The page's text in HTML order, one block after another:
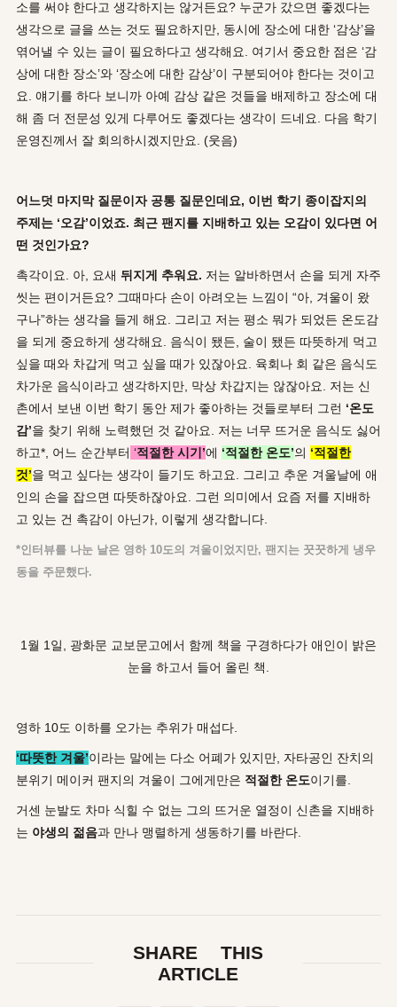
소를 써야 한다고 생각하지는 않거든요? 누군가 갔으면 좋겠다는
생각으로 글을 쓰는 것도 필요하지만, 동시에 장소에 대한 ‘감상’을
엮어낼 수 있는 글이 필요하다고 생각해요. 여기서 중요한 점은 ‘감
상에 대한 장소’와 ‘장소에 대한 감상’이 구분되어야 한다는 것이고
요. 얘기를 하다 보니까 아예 감상 같은 것들을 배제하고 장소에 대
해 좀 더 전문성 있게 다루어도 좋겠다는 생각이 드네요. 다음 학기
운영진께서 잘 회의하시겠지만요. (웃음)
어느덧 마지막 질문이자 공통 질문인데요, 이번 학기 종이잡지의
주제는 ‘오감’이었죠. 최근 팬지를 지배하고 있는 오감이 있다면 어
떤 것인가요?
촉각이요. 아, 요새 뒤지게 추워요. 저는 알바하면서 손을 되게 자주
씻는 편이거든요? 그때마다 손이 아려오는 느낌이 “아, 겨울이 왔
구나”하는 생각을 들게 해요. 그리고 저는 평소 뭐가 되었든 온도감
을 되게 중요하게 생각해요. 음식이 됐든, 술이 됐든 따뜻하게 먹고
싶을 때와 차갑게 먹고 싶을 때가 있잖아요. 육회나 회 같은 음식도
차가운 음식이라고 생각하지만, 막상 차갑지는 않잖아요. 저는 신
촌에서 보낸 이번 학기 동안 제가 좋아하는 것들로부터 그런 ‘온도
감’을 찾기 위해 노력했던 것 같아요. 저는 너무 뜨거운 음식도 싫어
하고*, 어느 순간부터 ‘적절한 시기 ’에 ‘적절한 온도’의 ‘적절한
것’을 먹고 싶다는 생각이 들기도 하고요. 그리고 추운 겨울날에 애
인의 손을 잡으면 따뜻하잖아요. 그런 의미에서 요즘 저를 지배하
고 있는 건 촉감이 아닌가, 이렇게 생각합니다.
*인터뷰를 나눈 날은 영하 10도의 겨울이었지만, 팬지는 꿋꿋하게 냉우
동을 주문했다.
1월 1일, 광화문 교보문고에서 함께 책을 구경하다가 애인이 밝은
눈을 하고서 들어 올린 책.
영하 10도 이하를 오가는 추위가 매섭다.
‘따뜻한 겨울’이라는 말에는 다소 어폐가 있지만, 자타공인 잔치의
분위기 메이커 팬지의 겨울이 그에게만은 적절한 온도이기를.
거센 눈발도 차마 식힐 수 없는 그의 뜨거운 열정이 신촌을 지배하
는 야생의 젊음과 만나 맹렬하게 생동하기를 바란다.
SHARE THIS
ARTICLE